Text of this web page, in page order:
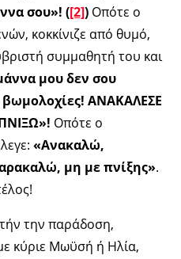
σου»! ([2]) Οπότε ο
κοκκίνιζε από θυμό,
συμμαθητή του και
μου δεν σου
βωμολοχίες! ΑΝΑΚΑΛΕΣΕ
Οπότε ο
«Ανακαλώ,
μη με πνίξης».
την παράδοση,
κύριε Μωϋσή ή Ηλία,